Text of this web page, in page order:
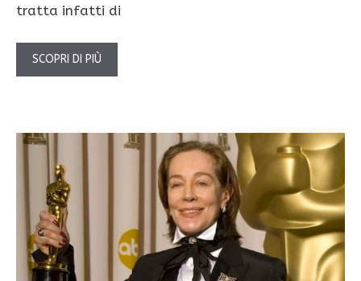
tratta infatti di
SCOPRI DI PIÙ